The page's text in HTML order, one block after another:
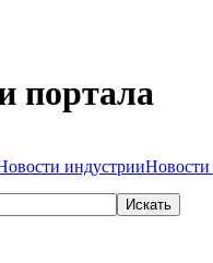
портала
индустрииНовости